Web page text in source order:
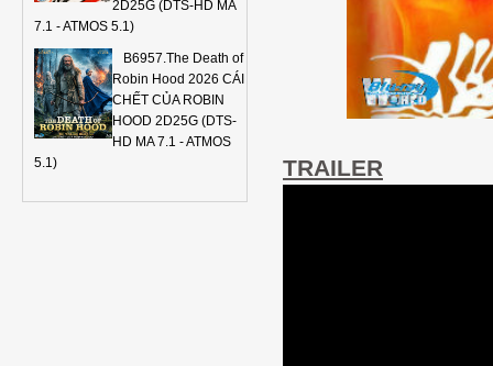
2D25G (DTS-HD MA
7.1 - ATMOS 5.1)
B6957.The Death of
Robin Hood 2026 CÁI
CHẾT CỦA ROBIN
HOOD 2D25G (DTS-
HD MA 7.1 - ATMOS
5.1)
TRAILER